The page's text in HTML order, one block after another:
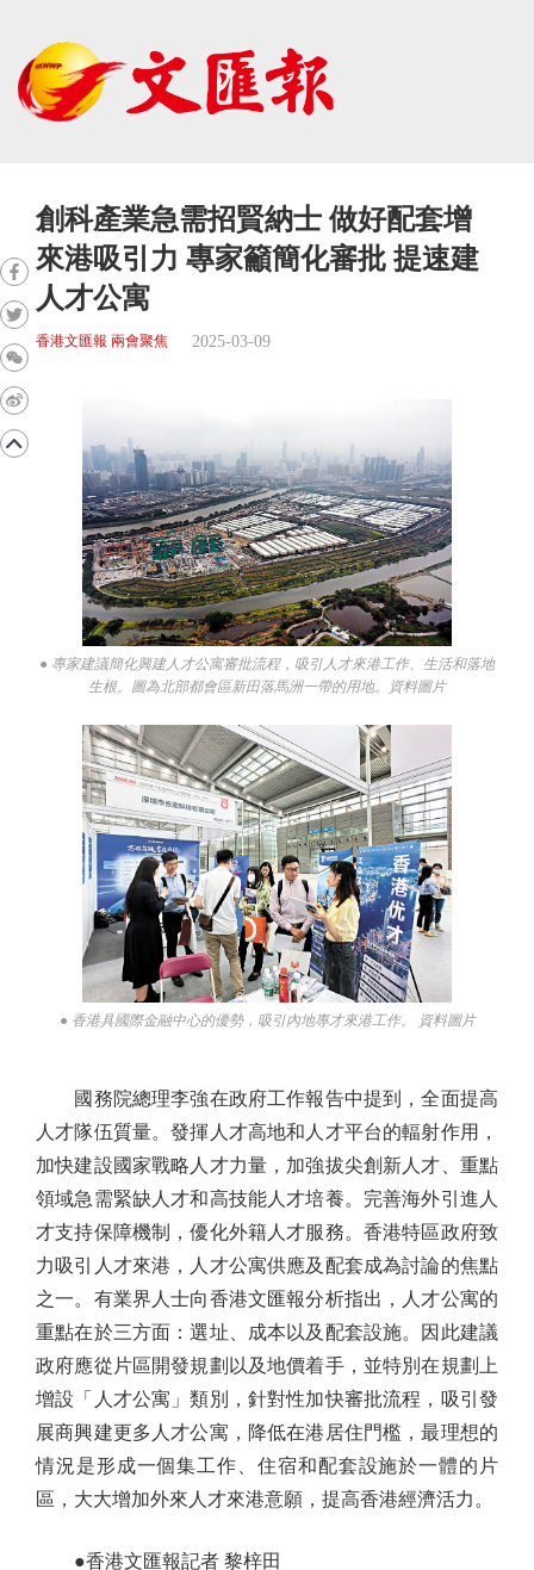
創科產業急需招賢納士 做好配套增
來港吸引力 專家籲簡化審批 提速建
人才公寓
香港文匯報 兩會聚焦 2025-03-09
● 專家建議簡化興建人才公寓審批流程，吸引人才來港工作、生活和落地
生根。圖為北部都會區新田落馬洲一帶的用地。資料圖片
● 香港具國際金融中心的優勢，吸引內地專才來港工作。 資料圖片
國務院總理李強在政府工作報告中提到，全面提高
人才隊伍質量。發揮人才高地和人才平台的輻射作用，
加快建設國家戰略人才力量，加強拔尖創新人才、重點
領域急需緊缺人才和高技能人才培養。完善海外引進人
才支持保障機制，優化外籍人才服務。香港特區政府致
力吸引人才來港，人才公寓供應及配套成為討論的焦點
之一。有業界人士向香港文匯報分析指出，人才公寓的
重點在於三方面：選址、成本以及配套設施。因此建議
政府應從片區開發規劃以及地價着手，並特別在規劃上
增設「人才公寓」類別，針對性加快審批流程，吸引發
展商興建更多人才公寓，降低在港居住門檻，最理想的
情況是形成一個集工作、住宿和配套設施於一體的片
區，大大增加外來人才來港意願，提高香港經濟活力。
●香港文匯報記者 黎梓田